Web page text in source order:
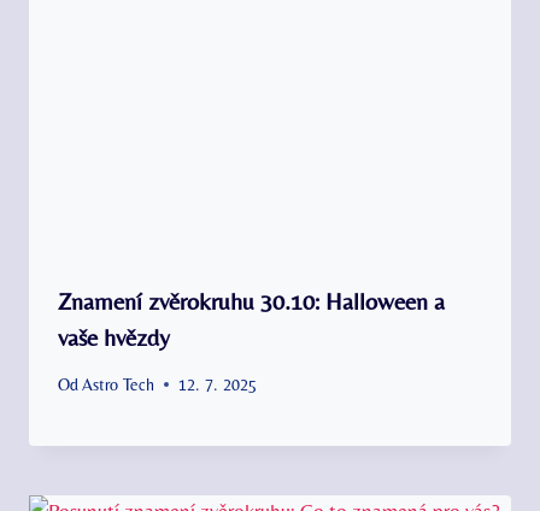
Znamení zvěrokruhu 30.10: Halloween a
vaše hvězdy
Od Astro Tech 12. 7. 2025